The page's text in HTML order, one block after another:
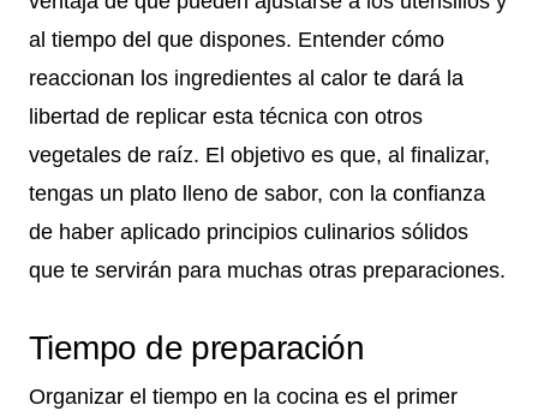
al tiempo del que dispones. Entender cómo
reaccionan los ingredientes al calor te dará la
libertad de replicar esta técnica con otros
vegetales de raíz. El objetivo es que, al finalizar,
tengas un plato lleno de sabor, con la confianza
de haber aplicado principios culinarios sólidos
que te servirán para muchas otras preparaciones.
Tiempo de preparación
Organizar el tiempo en la cocina es el primer